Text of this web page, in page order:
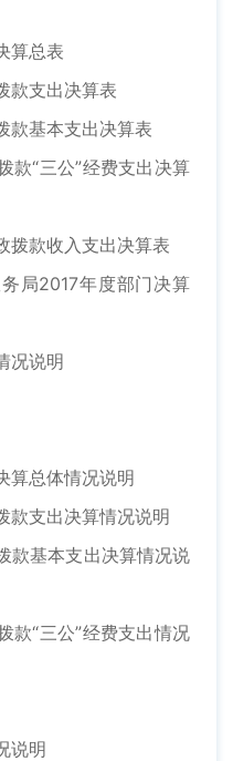
算总表
款支出决算表
款基本支出决算表
款“三公”经费支出决算
拨款收入支出决算表
局2017年度部门决算
况说明
算总体情况说明
款支出决算情况说明
款基本支出决算情况说
款“三公”经费支出情况
说明